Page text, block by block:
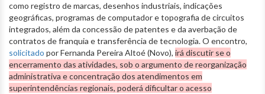
como registro de marcas, desenhos industriais, indicações
geográficas, programas de computador e topografia de circuitos
integrados, além da concessão de patentes e da averbação de
contratos de franquia e transferência de tecnologia. O encontro,
solicitado por Fernanda Pereira Altoé (Novo), irá discutir se o
encerramento das atividades, sob o argumento de reorganização
administrativa e concentração dos atendimentos em
superintendências regionais, poderá dificultar o acesso